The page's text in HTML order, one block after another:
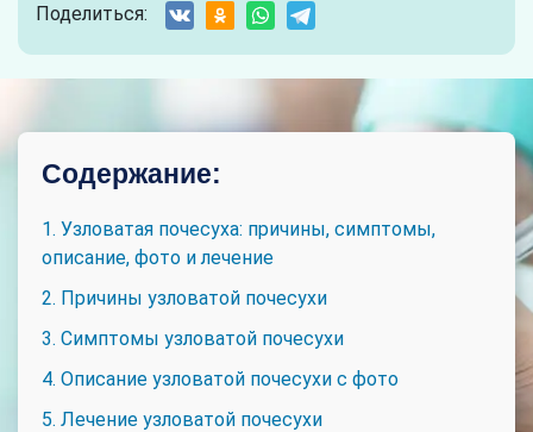
Поделиться:
Содержание:
1. Узловатая почесуха: причины, симптомы,
описание, фото и лечение
2. Причины узловатой почесухи
3. Симптомы узловатой почесухи
4. Описание узловатой почесухи с фото
5. Лечение узловатой почесухи